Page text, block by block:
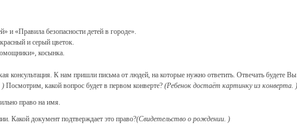
и «Правила безопасности детей в городе».
и серый цветок.
косынка.
консультация. К нам пришли письма от людей, на которые нужно ответить. Отвечать
) Посмотрим, какой вопрос будет в первом конверте? (Ребенок достаёт картинку из конверта. )
право на имя.
Какой документ подтверждает это право?(Свидетельство о рождении. )